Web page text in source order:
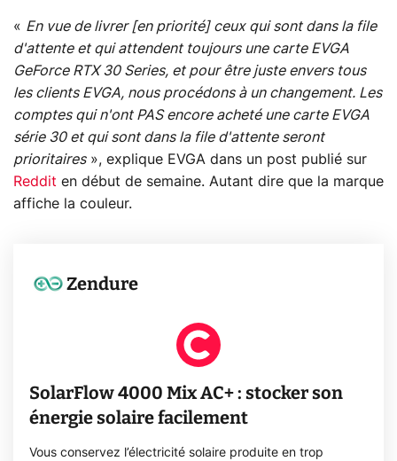
« En vue de livrer [en priorité] ceux qui sont dans la file
d'attente et qui attendent toujours une carte EVGA
GeForce RTX 30 Series, et pour être juste envers tous
les clients EVGA, nous procédons à un changement. Les
comptes qui n'ont PAS encore acheté une carte EVGA
série 30 et qui sont dans la file d'attente seront
prioritaires», explique EVGA dans un post publié sur
Reddit en début de semaine. Autant dire que la marque
affiche la couleur.
Zendure
SolarFlow 4000 Mix AC+ : stocker son
énergie solaire facilement
Vous conservez l’électricité solaire produite en trop